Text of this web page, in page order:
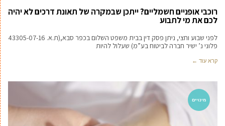
רוכבי אופניים חשמליים? ייתכן שבמקרה של תאונת דרכים לא יהיה
לכם את מי לתבוע
לפני שבוע וחצי, ניתן פסק דין בבית משפט השלום בכפר סבא,(ת.א. 43305-07-16
פלוני נ’ ישיר חברה לביטוח בע”מ) שעלול להיות
קרא עוד ←
מינויים